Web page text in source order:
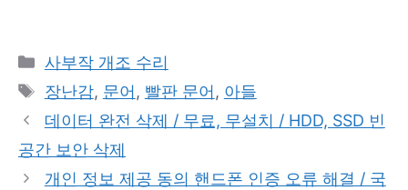
카
테
리
사부작 개조 수리
태
그
장난감, 문어 , 빨판 문어 , 아들
데이터 완전 삭제 / 무료, 무설치 / HDD, SSD 빈
공간 보안 삭제
개인 정보 제공 동의 핸드폰 인증 오류 해결 / 국